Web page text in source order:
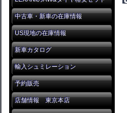
中古車・新車の在庫情報
US現地の在庫情報
新車カタログ
輸入シュミレーション
予約販売
店舗情報 東京本店